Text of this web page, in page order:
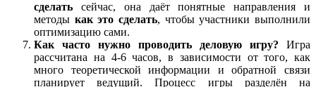
сделать сейчас, она даёт понятные направления и
методы как это сделать, чтобы участники выполнили
оптимизацию сами.
Как часто нужно проводить деловую игру? Игра
рассчитана на 4-6 часов, в зависимости от того, как
много теоретической информации и обратной связи
планирует ведущий. Процесс игры разделён на